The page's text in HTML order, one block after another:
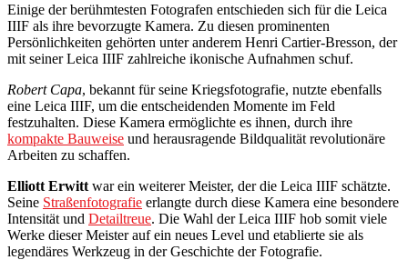
Einige der berühmtesten Fotografen entschieden sich für die Leica
IIIF als ihre bevorzugte Kamera. Zu diesen prominenten
Persönlichkeiten gehörten unter anderem Henri Cartier-Bresson, der
mit seiner Leica IIIF zahlreiche ikonische Aufnahmen schuf.
Robert Capa, bekannt für seine Kriegsfotografie, nutzte ebenfalls
eine Leica IIIF, um die entscheidenden Momente im Feld
festzuhalten. Diese Kamera ermöglichte es ihnen, durch ihre
kompakte Bauweise und herausragende Bildqualität revolutionäre
Arbeiten zu schaffen.
Elliott Erwitt war ein weiterer Meister, der die Leica IIIF schätzte.
Seine Straßenfotografie erlangte durch diese Kamera eine besondere
Intensität und Detailtreue. Die Wahl der Leica IIIF hob somit viele
Werke dieser Meister auf ein neues Level und etablierte sie als
legendäres Werkzeug in der Geschichte der Fotografie.